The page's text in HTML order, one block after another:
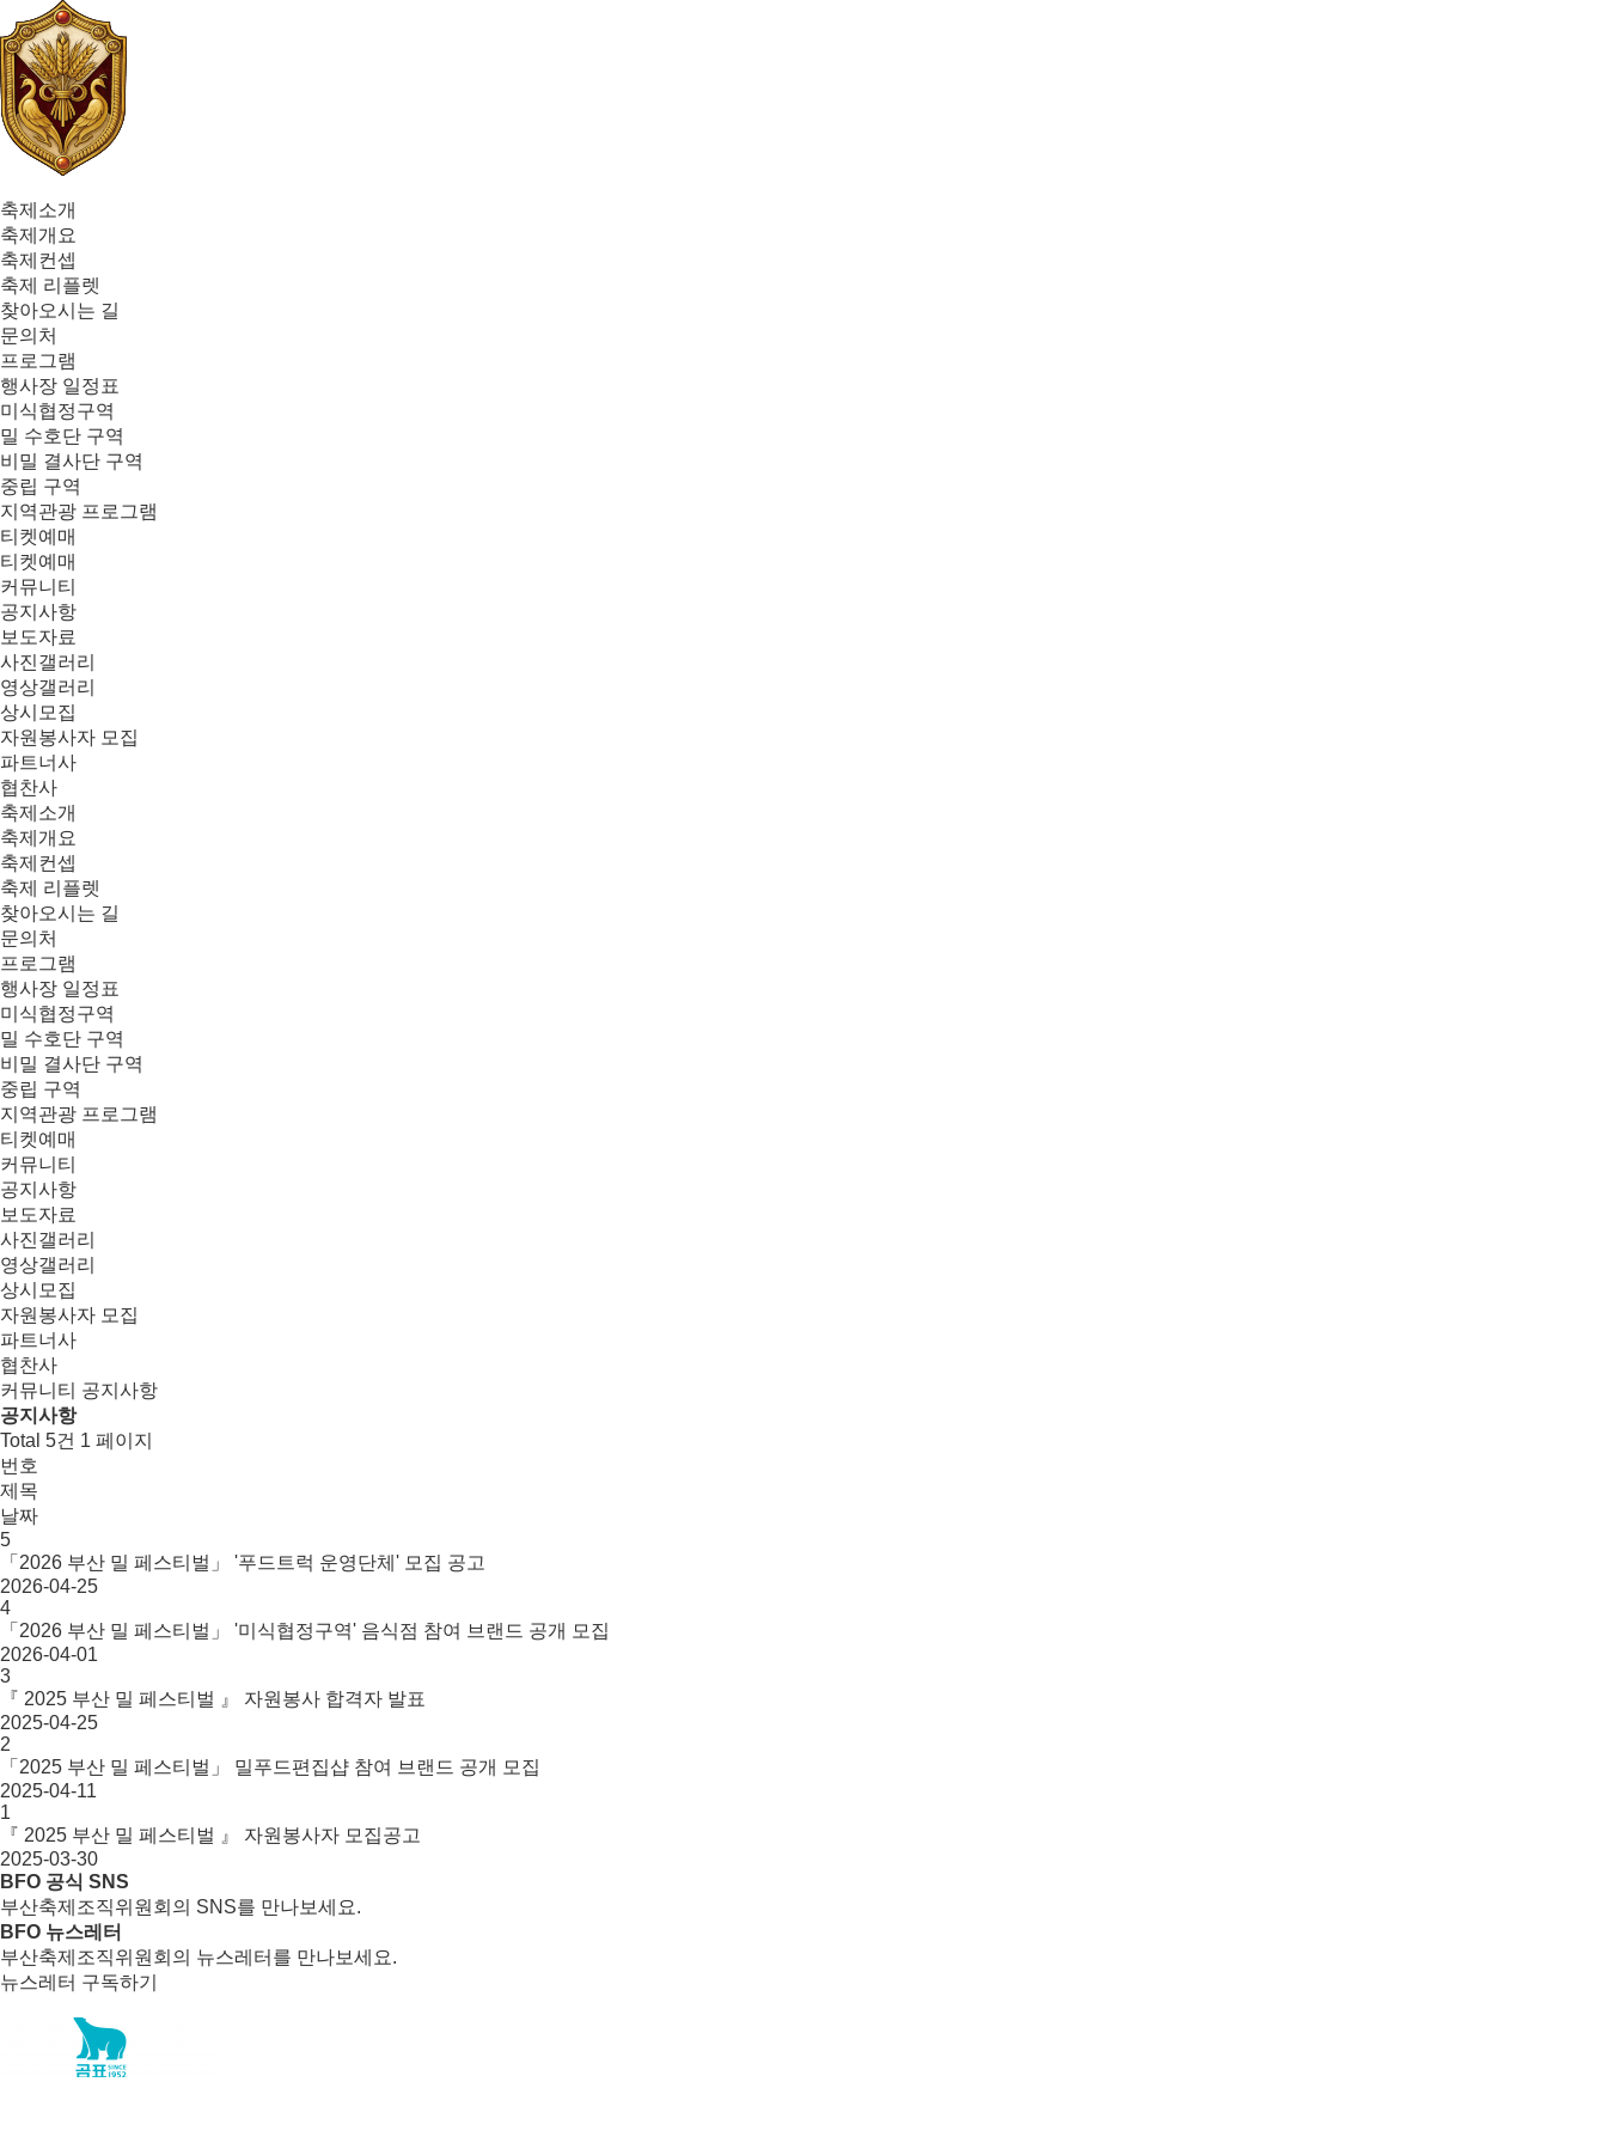
축제소개
축제개요
축제컨셉
축제 리플렛
찾아오시는 길
문의처
프로그램
행사장 일정표
미식협정구역
밀 수호단 구역
비밀 결사단 구역
중립 구역
지역관광 프로그램
티켓예매
티켓예매
커뮤니티
공지사항
보도자료
사진갤러리
영상갤러리
상시모집
자원봉사자 모집
파트너사
협찬사
축제소개
축제개요
축제컨셉
축제 리플렛
찾아오시는 길
문의처
프로그램
행사장 일정표
미식협정구역
밀 수호단 구역
비밀 결사단 구역
중립 구역
지역관광 프로그램
티켓예매
커뮤니티
공지사항
보도자료
사진갤러리
영상갤러리
상시모집
자원봉사자 모집
파트너사
협찬사
커뮤니티 공지사항
공지사항
Total 5건 1 페이지
번호
제목
날짜
5
「2026 부산 밀 페스티벌」 '푸드트럭 운영단체' 모집 공고
2026-04-25
4
「2026 부산 밀 페스티벌」 '미식협정구역' 음식점 참여 브랜드 공개 모집
2026-04-01
3
『 2025 부산 밀 페스티벌 』 자원봉사 합격자 발표
2025-04-25
2
「2025 부산 밀 페스티벌」 밀푸드편집샵 참여 브랜드 공개 모집
2025-04-11
1
『 2025 부산 밀 페스티벌 』 자원봉사자 모집공고
2025-03-30
BFO 공식 SNS
부산축제조직위원회의 SNS를 만나보세요.
BFO 뉴스레터
부산축제조직위원회의 뉴스레터를 만나보세요.
뉴스레터 구독하기